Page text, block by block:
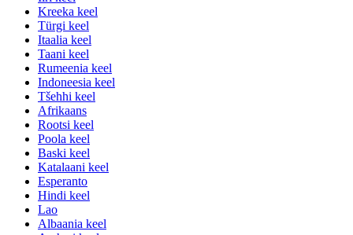
Kreeka keel
Türgi keel
Itaalia keel
Taani keel
Rumeenia keel
Indoneesia keel
Tšehhi keel
Afrikaans
Rootsi keel
Poola keel
Baski keel
Katalaani keel
Esperanto
Hindi keel
Lao
Albaania keel